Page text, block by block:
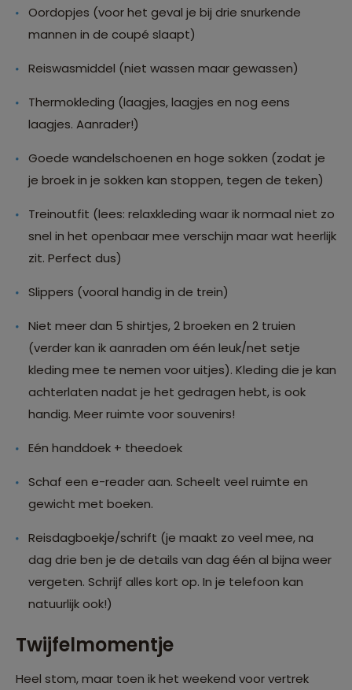
Oordopjes (voor het geval je bij drie snurkende
mannen in de coupé slaapt)
Reiswasmiddel (niet wassen maar gewassen)
Thermokleding (laagjes, laagjes en nog eens
laagjes. Aanrader!)
Goede wandelschoenen en hoge sokken (zodat je
je broek in je sokken kan stoppen, tegen de teken)
Treinoutfit (lees: relaxkleding waar ik normaal niet zo
snel in het openbaar mee verschijn maar wat heerlijk
zit. Perfect dus)
Slippers (vooral handig in de trein)
Niet meer dan 5 shirtjes, 2 broeken en 2 truien
(verder kan ik aanraden om één leuk/net setje
kleding mee te nemen voor uitjes). Kleding die je kan
achterlaten nadat je het gedragen hebt, is ook
handig. Meer ruimte voor souvenirs!
Eén handdoek + theedoek
Schaf een e-reader aan. Scheelt veel ruimte en
gewicht met boeken.
Reisdagboekje/schrift (je maakt zo veel mee, na
dag drie ben je de details van dag één al bijna weer
vergeten. Schrijf alles kort op. In je telefoon kan
natuurlijk ook!)
Twijfelmomentje
Heel stom, maar toen ik het weekend voor vertrek